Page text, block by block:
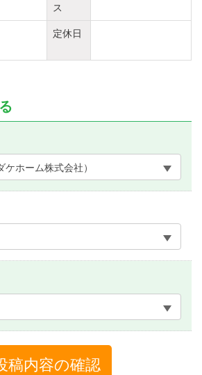
ス
定休日
ホーム株式会社）
稿内容の確認